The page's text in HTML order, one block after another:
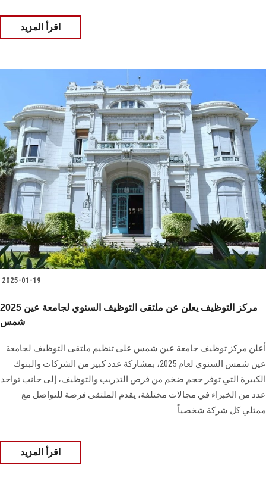
اقرأ المزيد
2025-01-19
2025 مركز التوظيف يعلن عن ملتقى التوظيف السنوي لجامعة عين
شمس
أعلن مركز توظيف جامعة عين شمس على تنظيم ملتقى التوظيف لجامعة
عين شمس السنوي ‏لعام 2025، بمشاركة عدد كبير من الشركات والبنوك
الكبيرة التي توفر حجم ضخم من فرص ‏التدريب والتوظيف، إلى جانب تواجد
عدد من الخبراء في مجالات مختلفة، يقدم الملتقى فرصة للتواصل مع
ممثلي كل شركة شخصياً
اقرأ المزيد